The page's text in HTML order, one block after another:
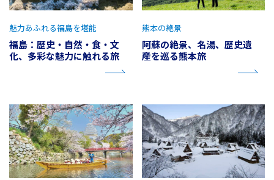
福島：歴史・自然・食・文
化、多彩な魅力に触れる旅
魅力あふれる福島を堪能
阿蘇の絶景、名湯、歴史遺
産を巡る熊本旅
熊本の絶景